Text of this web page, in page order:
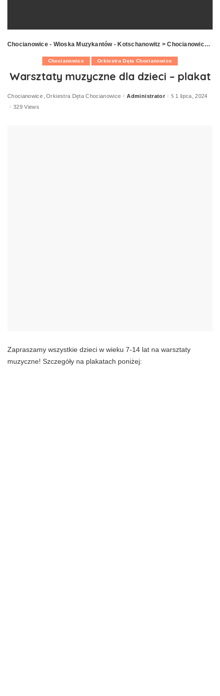
Chocianowice - Wioska Muzykantów - Kotschanowitz >Chocianowice >
Chocianowice Orkiestra Dęta Chocianowice
Warsztaty muzyczne dla dzieci – plakat
Chocianowice Orkiestra Dęta ChocianowicePosted
Administrator
1 lipca, 2024
329 Views
Zapraszamy wszystkie dzieci w wieku 7-14 lat na warsztaty
muzyczne! Szczegóły na plakatach poniżej: